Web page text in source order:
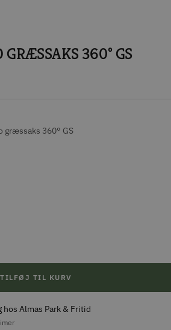
GRÆSSAKS 360° GS
græssaks 360° GS
TILFØJ TIL KURV
Almas Park & Fritid